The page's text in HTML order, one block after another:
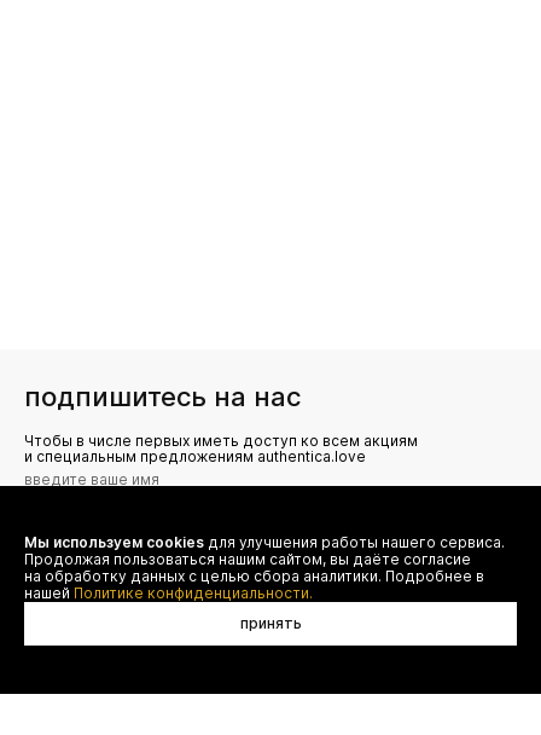
подпишитесь на нас
Чтобы в числе первых иметь доступ ко всем акциям
и специальным предложениям authentica.love
Я даю согласие на сбор, обработку и хранение моих
персональных данных (имя, email, телефон) для получения
рекламных и информационных рассылок от ООО 'БТ
Юнайтед', а также ознакомлен(а) с
Политикой конфиденциальности
Мы используем cookies для улучшения работы нашего сервиса.
Продолжая пользоваться нашим сайтом, вы даёте согласие
на обработку данных с целью сбора аналитики. Подробнее в
нашей Политике конфиденциальности.
принять